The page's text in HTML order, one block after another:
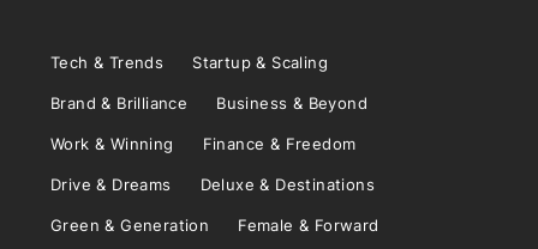
Tech & Trends Startup & Scaling
Brand & Brilliance Business & Beyond
Work & Winning Finance & Freedom
Drive & Dreams Deluxe & Destinations
Green & Generation Female & Forward